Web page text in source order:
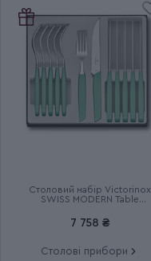
Столовий набір Victorinox
SWISS MODERN Table
7 758 ₴
Столові прибори